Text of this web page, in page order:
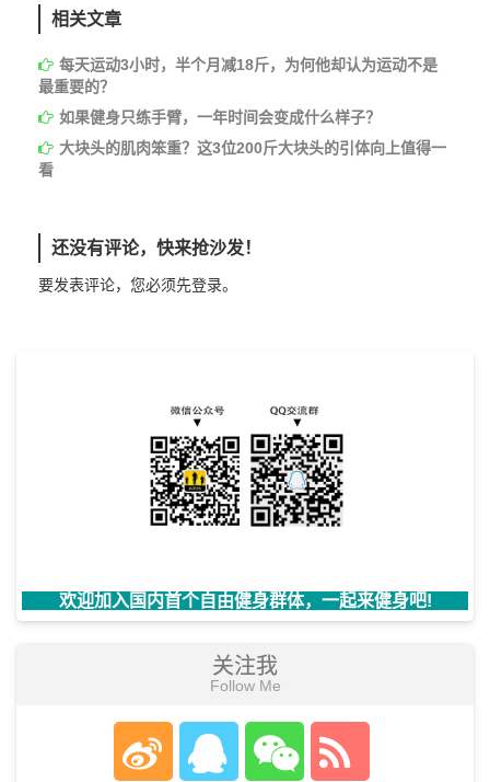
相关文章
每天运动3小时，半个月减18斤，为何他却认为运动不是
最重要的？
如果健身只练手臂，一年时间会变成什么样子？
大块头的肌肉笨重？这3位200斤大块头的引体向上值得一
看
还没有评论，快来抢沙发！
要发表评论，您必须先登录。
欢迎加入国内首个自由健身群体，一起来健身吧!
关注我
Follow Me